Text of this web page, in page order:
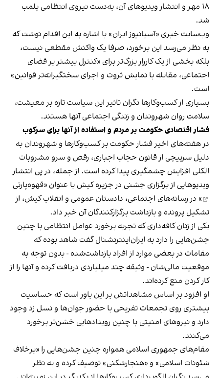
۱۸ مهر و انتشار ویدیوهای آن، به‌دست نیروی انتظامی پلمب
شد.
وب‌سایت خبری «آسیانیوز ایران» با اشاره به این اقدام نوشت که
به نظر می‌رسد این برخورد، صرفا یک واکنش مقطعی نیست،
بلکه بخشی از یک کارزار بزرگ‌تر برای «کنترل بیشتر بر فضای
اجتماعی، مقابله با نمایش ثروت و اجرای سختگیرانه‌تر قوانین»
است.
بسیاری از کسب‌وکارها نگران تاثیر این سیاست‌ تازه بر معیشت،
سلامت روان شهروندان و زندگی اجتماعی آنها هستند.
فشار اقتصادی حکومت بر مردم و استفاده از آنها برای سرکوب
در هفته‌های اخیر فشار حکومت بر کسب‌وکارها و شهروندان به
دلیل سرپیچی از قانون حجاب اجباری، رقص و سرو مشروبات
الکلی افزایش چشمگیری پیدا کرده است. از جمله، در پی انتشار
ویدیوهایی از برگزاری جشنی در جزیره کیش با عنوان «قهوه‌پارتی
» در رسانه‌های اجتماعی، دادستان عمومی و انقلاب کیش، از
تشکیل پرونده و بازداشت برگزارکنندگان آن خبر داد.
یکی از زنان کافه‌داری که تجربه برخورد عوامل انتظامی با چنین
جشن‌هایی را دارد به ایران‌اینترنشنال گفت شاهد بوده که
مقامات در بعضی موارد از افراد بازداشت‌‌شده - بدون توجه به
موقعیت مالی‌شان - وثیقه چند میلیاردی دریافت کرده و آنها را از
کار کردن منع کرده‌اند.
او افزود بر اساس مشاهداتش بر این باور است که حساسیت
بیشتری روی تجمعات تفریحی با حضور جوان‌ها و نسل زد وجود
دارد و نیروهای امنیتی با چنین رویدادهایی خشن‌تر برخورد
می‌کنند.
مقام‌های جمهوری اسلامی همواره چنین جشن‌هایی را «برخلاف
شئونات اسلامی» و «هنجارشکنی» توصیف کرده و به نظر